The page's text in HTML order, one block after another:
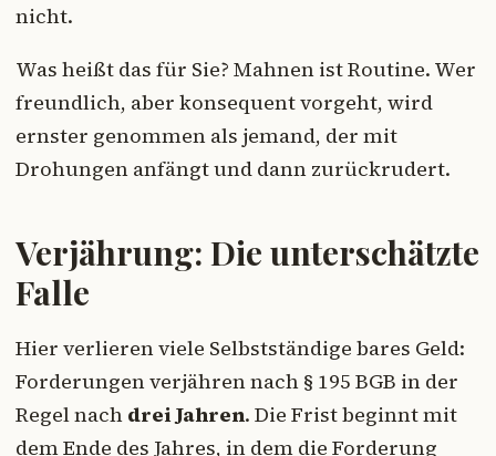
nicht.
Was heißt das für Sie? Mahnen ist Routine. Wer
freundlich, aber konsequent vorgeht, wird
ernster genommen als jemand, der mit
Drohungen anfängt und dann zurückrudert.
Verjährung: Die unterschätzte
Falle
Hier verlieren viele Selbstständige bares Geld:
Forderungen verjähren nach § 195 BGB in der
Regel nach drei Jahren. Die Frist beginnt mit
dem Ende des Jahres, in dem die Forderung